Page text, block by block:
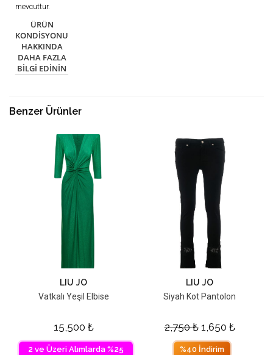
mevcuttur.
ÜRÜN
KONDISYONU
HAKKINDA
DAHA FAZLA
BILGI EDININ
Benzer Ürünler
LIU JO
Vatkalı Yeşil Elbise
15,500 ₺
2 ve Üzeri Alımlarda %25
LIU JO
Siyah Kot Pantolon
2,750₺ 1,650 ₺
%40 İndirim